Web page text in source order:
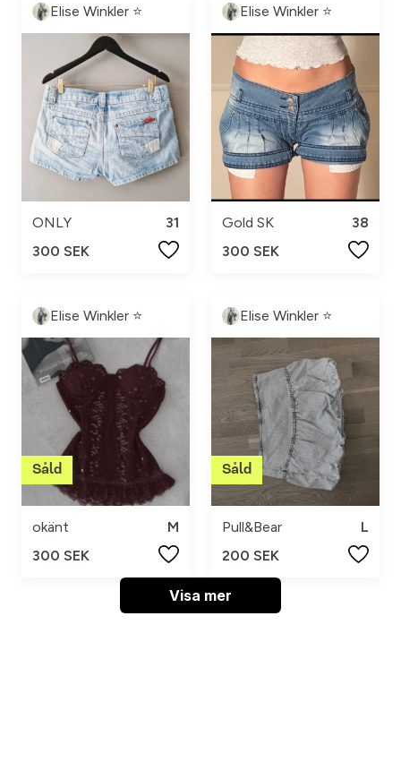
Elise Winkler ⭐️
ONLY
31
300 SEK
Elise Winkler ⭐️
Gold SK
38
300 SEK
Elise Winkler ⭐️
okänt
M
300 SEK
Elise Winkler ⭐️
Pull&Bear
L
200 SEK
Visa mer